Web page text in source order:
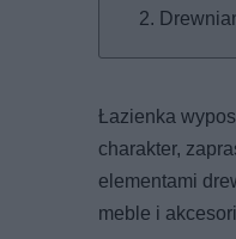
Łazienka
charakter,
elementami
meble i